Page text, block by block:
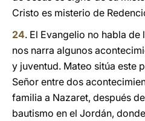
Cristo es misterio de
24. El Evangelio no habla
nos narra algunos
y juventud. Mateo sitúa este
Señor entre dos
familia a Nazaret, después
bautismo en el Jordán,